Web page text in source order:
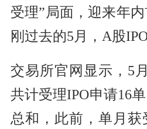
受理”局面，迎来年
刚过去的5月，A股
交易所官网显示，5
共计受理IPO申请16
总和，此前，单月获